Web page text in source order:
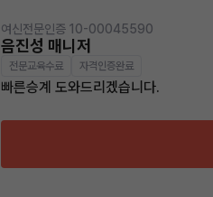
여신전문인증 10-00045590
음진성 매니저
전문교육수료 자격인증완료
빠른승계 도와드리겠습니다.